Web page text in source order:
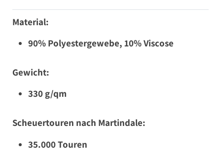
Material:
90% Polyestergewebe, 10% Viscose
Gewicht:
330 g/qm
Scheuertouren nach Martindale:
35.000 Touren